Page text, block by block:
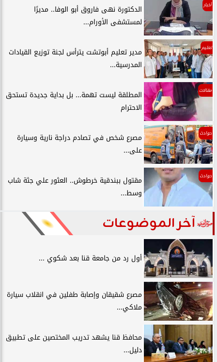
أخبار
الدكتورة نهى فاروق أبو الوفا.. مديرًا
لمستشفى الأورام...
تعليم
مدير تعليم أبوتشت يترأس لجنة توزيع القيادات
المدرسية...
مقالات
المطلقة ليست تهمة... بل بداية جديدة تستحق
الاحترام
حوادث
مصرع شخص في تصادم دراجة نارية وسيارة
على...
حوادث
مقتول ببندقية خرطوش.. العثور علي جثة شاب
وسط...
آخر الموضوعات
أول رد من جامعة قنا بعد شكوي ...
مصرع شقيقان وإصابة طفلين في انقلاب سيارة
ملاكي...
محافظ قنا يشهد تدريب المختصين على تطبيق
دليل...